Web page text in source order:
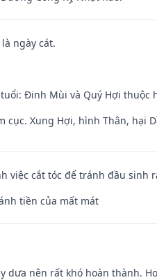
ngày cát.
Đinh Mùi và Quý Hợi thuộc
Xung Hợi, hình Thân, hại
việc cắt tóc để tránh đầu sinh
tiền của mất mát
dưa nên rất khó hoàn thành.